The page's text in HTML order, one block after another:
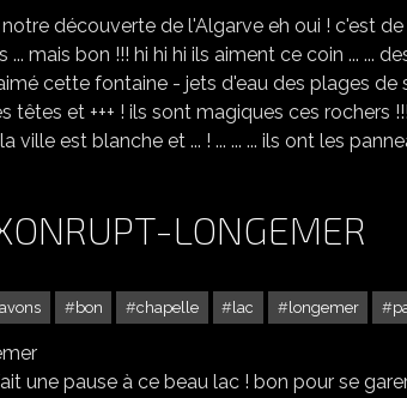
découverte de l'Algarve eh oui ! c'est
mais bon !!! hi hi hi ils aiment ce coin ... ...
cette fontaine - jets d'eau des plages
têtes et +++ ! ils sont magiques ces rochers
ville est blanche et ... ! ... ... ... ils ont les
LONGEMER
avons bon chapelle lac longemer
une pause à ce beau lac ! bon pour se